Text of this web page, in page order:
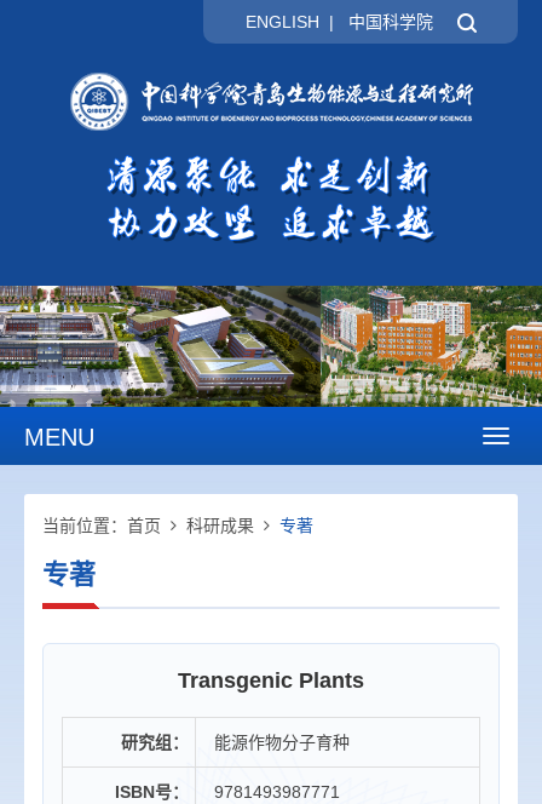
ENGLISH | 中国科学院
MENU
当前位置： 首页 科研成果 专著
专著
Transgenic Plants
研究组： 能源作物分子育种
ISBN号： 9781493987771